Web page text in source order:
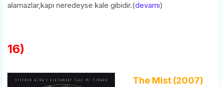
alamazlar,kapı neredeyse kale gibidir.(devamı)
16)
The Mist (2007)